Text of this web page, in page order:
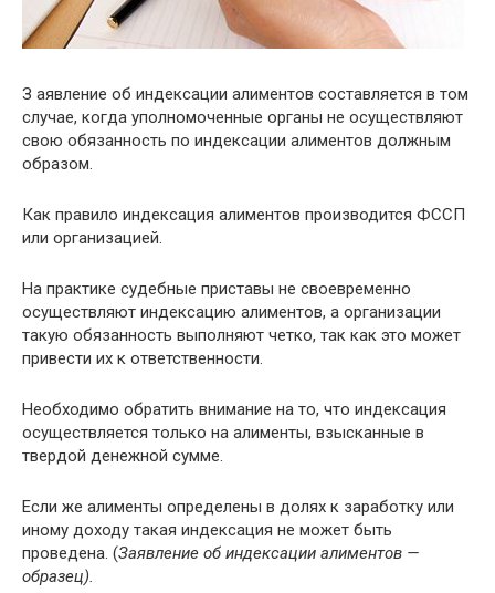
З аявление об индексации алиментов составляется в том
случае, когда уполномоченные органы не осуществляют
свою обязанность по индексации алиментов должным
образом.
Как правило индексация алиментов производится ФССП
или организацией.
На практике судебные приставы не своевременно
осуществляют индексацию алиментов, а организации
такую обязанность выполняют четко, так как это может
привести их к ответственности.
Необходимо обратить внимание на то, что индексация
осуществляется только на алименты, взысканные в
твердой денежной сумме.
Если же алименты определены в долях к заработку или
иному доходу такая индексация не может быть
проведена. (Заявление об индексации алиментов —
образец).